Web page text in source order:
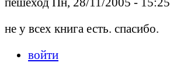
не у всех книга есть. спасибо.
войти